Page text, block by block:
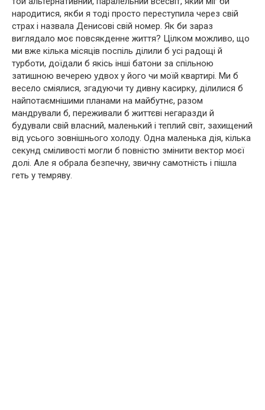
народитися, якби я тоді просто переступила через свій
страх і назвала Денисові свій номер. Як би зараз
виглядало моє повсякденне життя? Цілком можливо, що
ми вже кілька місяців поспіль ділили б усі радощі й
турботи, доїдали б якісь інші батони за спільною
затишною вечерею удвох у його чи моїй квартирі. Ми б
весело сміялися, згадуючи ту дивну касирку, ділилися б
найпотаємнішими планами на майбутнє, разом
мандрували б, переживали б життєві негаразди й
будували свій власний, маленький і теплий світ, захищений
від усього зовнішнього холоду. Одна маленька дія, кілька
секунд сміливості могли б повністю змінити вектор моєї
долі. Але я обрала безпечну, звичну самотність і пішла
геть у темряву.